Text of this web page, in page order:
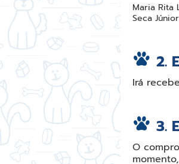
Maria Rita
Seca
2.
Irá
3.
O